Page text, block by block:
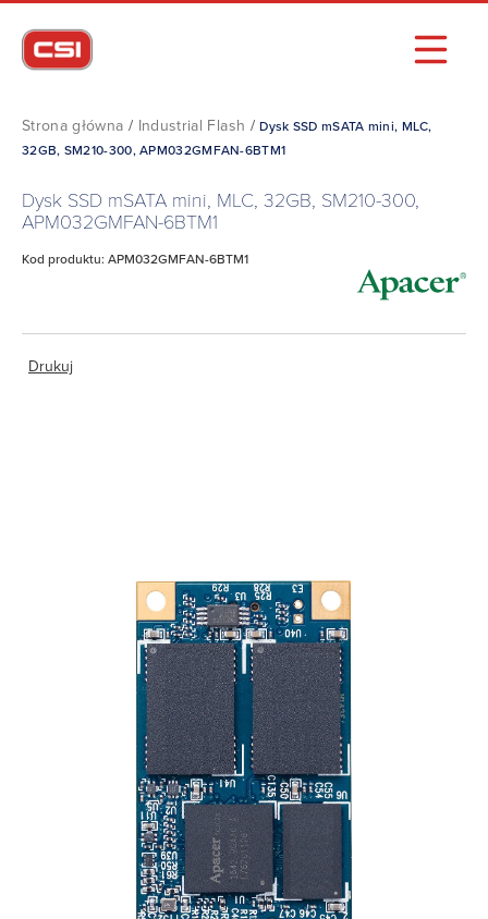
Strona główna / Industrial Flash /Dysk SSD mSATA mini, MLC,
32GB, SM210-300, APM032GMFAN-6BTM1
Dysk SSD mSATA mini, MLC, 32GB, SM210-300,
APM032GMFAN-6BTM1
Kod produktu: APM032GMFAN-6BTM1
Drukuj